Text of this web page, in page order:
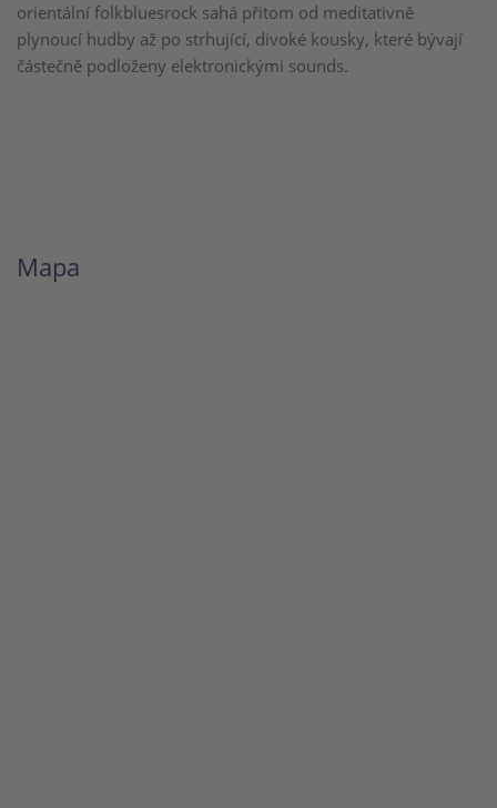
orientální folkbluesrock sahá přitom od meditativně
plynoucí hudby až po strhující, divoké kousky, které bývají
částečně podloženy elektronickými sounds.
Mapa